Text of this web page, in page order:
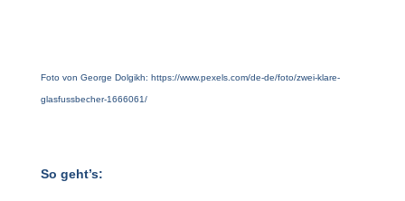
Foto von George Dolgikh: https://www.pexels.com/de-de/foto/zwei-klare-
glasfussbecher-1666061/
So geht’s: